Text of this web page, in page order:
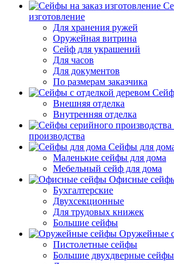
изготовление
Для хранения ружей
Оружейная витрина
Сейф для украшений
Для часов
Для документов
По размерам заказчика
Внешняя отделка
Внутренняя отделка
производства
Сейфы для
Маленькие сейфы для дома
Мебельный сейф для дома
Офисные
Бухгалтерские
Двухсекционные
Для трудовых книжек
Большие сейфы
Оружейные
Пистолетные сейфы
Большие двухдверные сейфы